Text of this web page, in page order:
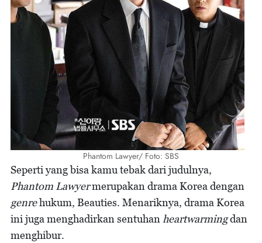
Phantom Lawyer/ Foto: SBS
Seperti yang bisa kamu tebak dari judulnya,
Phantom Lawyermerupakan drama Korea dengan
genrehukum, Beauties. Menariknya, drama Korea
ini juga menghadirkan sentuhan heartwarmingdan
menghibur.